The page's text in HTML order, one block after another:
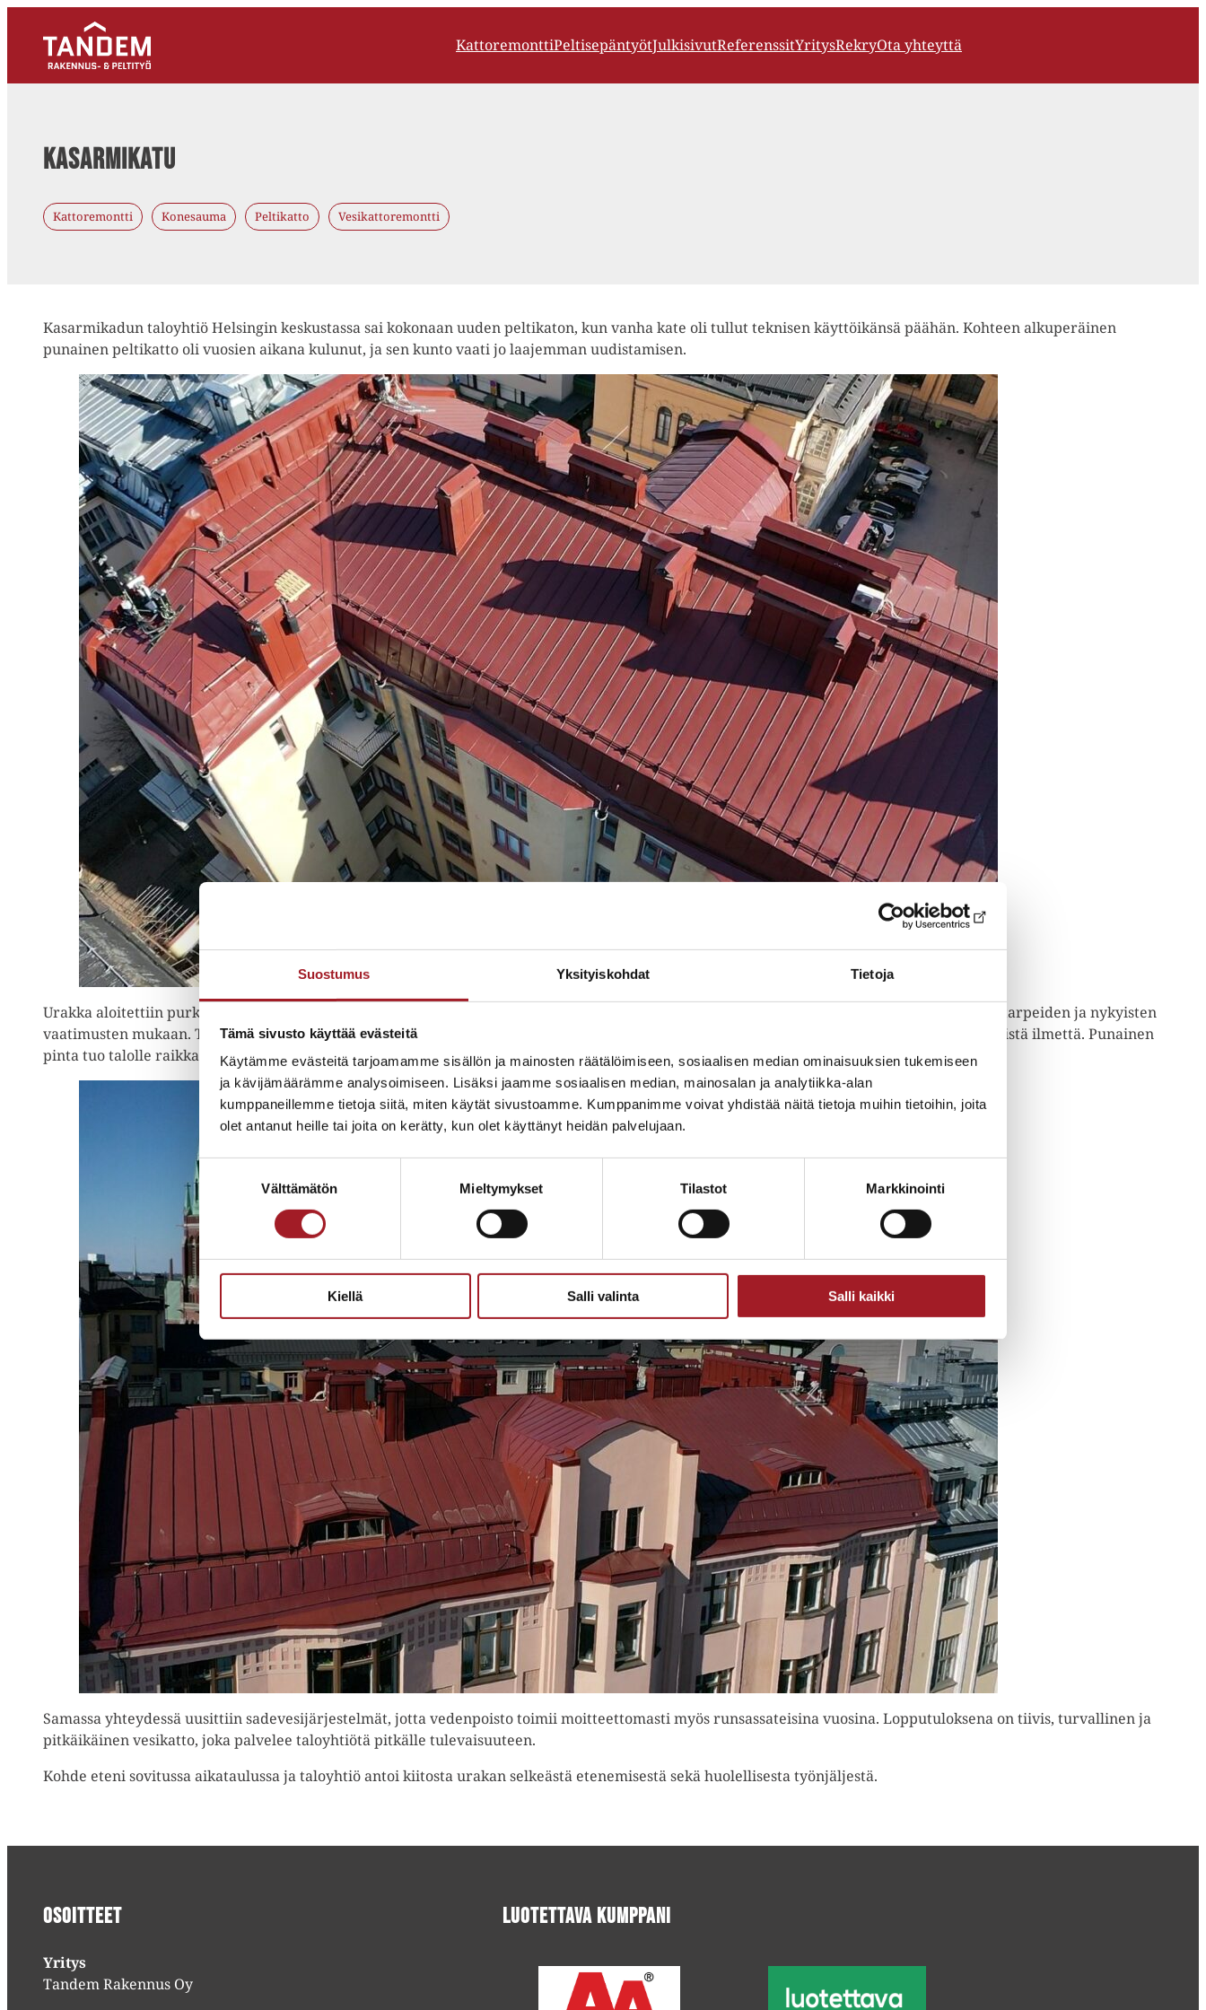
Suostumus Yksityiskohdat Tietoja
Tämä sivusto käyttää evästeitä
Käytämme evästeitä tarjoamamme sisällön ja mainosten räätälöimiseen, sosiaalisen median ominaisuuksien tukemiseen
ja kävijämäärämme analysoimiseen. Lisäksi jaamme sosiaalisen median, mainosalan ja analytiikka-alan
kumppaneillemme tietoja siitä, miten käytät sivustoamme. Kumppanimme voivat yhdistää näitä tietoja muihin tietoihin, joita
olet antanut heille tai joita on kerätty, kun olet käyttänyt heidän palvelujaan.
Suostumuksen
valinta
Välttämätön Mieltymykset Tilastot Markkinointi
Kiellä Salli valinta Salli kaikki
KattoremonttiPeltisepäntyötJulkisivutReferenssitYritysRekryOta yhteyttä
Kasarmikatu
Kattoremontti Konesauma Peltikatto Vesikattoremontti
Kasarmikadun taloyhtiö Helsingin keskustassa sai kokonaan uuden peltikaton, kun vanha kate oli tullut teknisen käyttöikänsä päähän. Kohteen alkuperäinen
punainen peltikatto oli vuosien aikana kulunut, ja sen kunto vaati jo laajemman uudistamisen.
Urakka aloitettiin purkamalla vanhat rakenteet ja tarkistamalla katon kunto kauttaaltaan. Alusrakenteet rakennettiin uudestaan taloyhtiön tarpeiden ja nykyisten
vaatimusten mukaan. Tämän jälkeen katolle asennettiin uusi konesaumattu peltikate, jonka väri valittiin vastaamaan rakennuksen alkuperäistä ilmettä. Punainen
pinta tuo talolle raikkaan ja selkeän ilmeen samalla kun kokonaisuus istuu hyvin ympäröivään kaupunkikuvaan.
Samassa yhteydessä uusittiin sadevesijärjestelmät, jotta vedenpoisto toimii moitteettomasti myös runsassateisina vuosina. Lopputuloksena on tiivis, turvallinen ja
pitkäikäinen vesikatto, joka palvelee taloyhtiötä pitkälle tulevaisuuteen.
Kohde eteni sovitussa aikataulussa ja taloyhtiö antoi kiitosta urakan selkeästä etenemisestä sekä huolellisesta työnjäljestä.
Osoitteet
Yritys
Tandem Rakennus Oy
Luotettava kumppani